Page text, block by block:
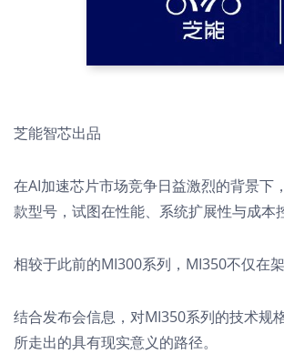
芝能智芯出品
在AI加速芯片市场竞争日益激烈的背景
款型号，试图在性能、系统扩展性与成
相较于此前的MI300系列，MI350不仅在
结合发布会信息，对MI350系列的技术规
所走出的具有现实意义的路径。